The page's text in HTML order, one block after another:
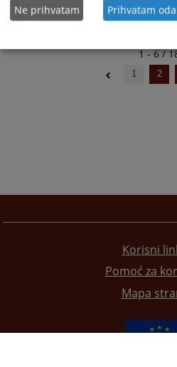
1 - 6 /
1 2
Korisni
Pomoć za
Mapa
Ne prihvatam Prihvatam